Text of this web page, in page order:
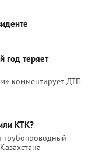
год теряет
комментирует ДТП
КТК?
трубопроводный